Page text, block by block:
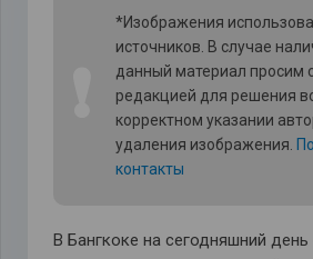
*Изображения
источников. В случае
данный материал просим
редакцией для решения
корректном указании
удаления изображения.
контакты
В Бангкоке на сегодняшний